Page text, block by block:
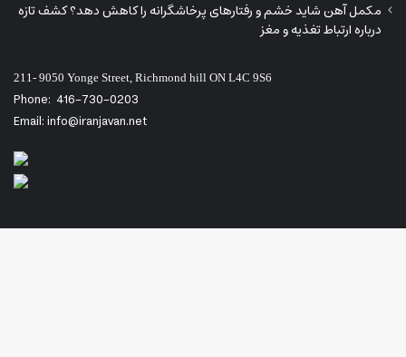
مکمل آهن شاید خشم و رفتارهای پرخاشگرانه را کاهش دهد؟ کشف تازه
درباره ارتباط تغذیه و مغز
211- 9050 Yonge Street, Richmond hill ON L4C 9S6
Phone: 416-730-0203
Email: info@iranjavan.net